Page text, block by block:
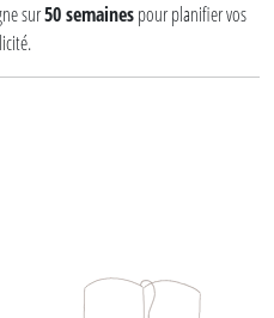
sur50 semainespour planifier vos